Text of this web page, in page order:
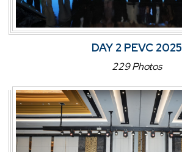
DAY 2 PEVC 2025
229 Photos